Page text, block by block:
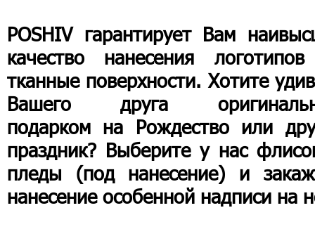
POSHIV гарантирует Вам
качество нанесения
тканные поверхности. Хотите
Вашего друга
подарком на Рождество или
праздник? Выберите у нас
пледы (под нанесение) и
нанесение особенной надписи на